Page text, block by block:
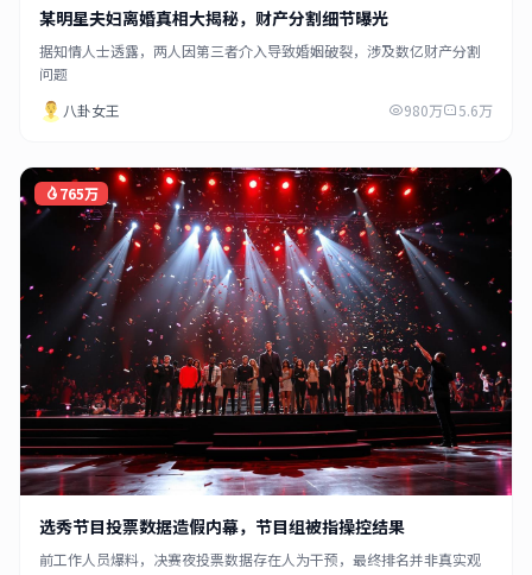
某明星夫妇离婚真相大揭秘，财产分割细节曝光
据知情人士透露，两人因第三者介入导致婚姻破裂，涉及数亿财产分割
问题
八卦女王
980万 5.6万
765万
选秀节目投票数据造假内幕，节目组被指操控结果
前工作人员爆料，决赛夜投票数据存在人为干预，最终排名并非真实观